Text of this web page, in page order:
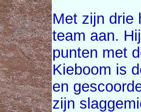
Met zijn drie
team aan.
punten met
Kieboom is
en
zijn